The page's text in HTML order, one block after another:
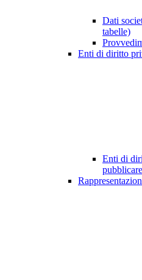
Dati
tabelle)
Enti di diritto
Enti di